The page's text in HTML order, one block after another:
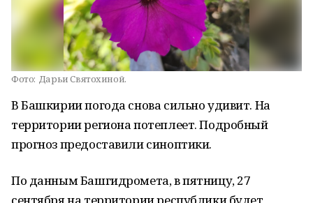
Фото: Дарьи Святохиной.
В Башкирии погода снова сильно удивит. На
территории региона потеплеет. Подробный
прогноз предоставили синоптики.
По данным Башгидромета, в пятницу, 27